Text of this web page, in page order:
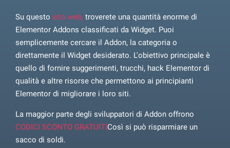
Su questo sito web, troverete una quantità enorme di
Elementor Addons classificati da Widget. Puoi
semplicemente cercare il Addon, la categoria o
direttamente il Widget desiderato. L'obiettivo principale è
quello di fornire suggerimenti, trucchi, hack Elementor di
qualità e altre risorse che permettono ai principianti
Elementor di migliorare i loro siti.
La maggior parte degli sviluppatori di Addon offrono
CODICI SCONTO GRATUITICosì si può risparmiare un
sacco di soldi.